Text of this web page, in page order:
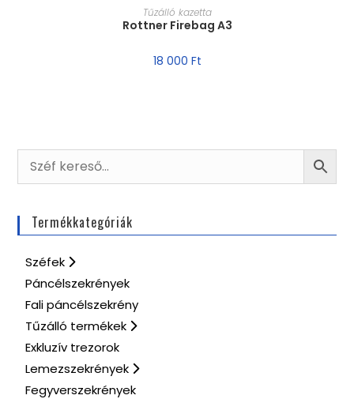
MÉRET VÁLASZTÁSA
Tűzálló kazetta
Rottner Firebag A3
18 000 Ft
Termékkategóriák
Széfek
Páncélszekrények
Fali páncélszekrény
Tűzálló termékek
Exkluzív trezorok
Lemezszekrények
Fegyverszekrények